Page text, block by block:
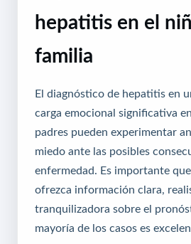
hepatitis en el
familia
El diagnóstico de hepatitis en
carga emocional significativa
padres pueden experimentar
miedo ante las posibles
enfermedad. Es importante
ofrezca información clara,
tranquilizadora sobre el
mayoría de los casos es